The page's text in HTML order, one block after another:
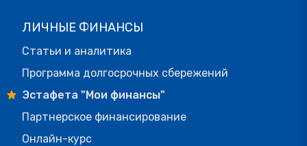
ЛИЧНЫЕ ФИНАНСЫ
Статьи и аналитика
Программа долгосрочных сбережений
Эстафета "Мои финансы"
Партнерское финансирование
Онлайн-курс